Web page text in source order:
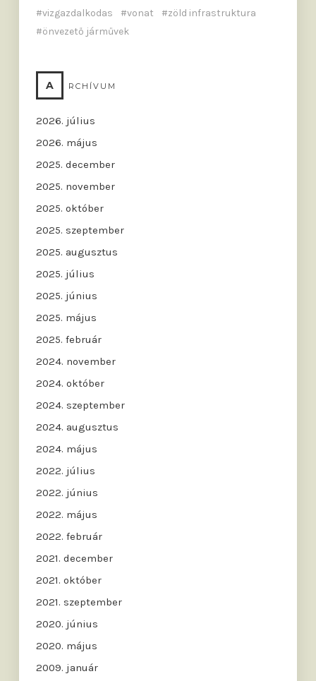
vizgazdalkodas
vonat
zöld infrastruktura
önvezető járművek
A RCHÍVUM
2026. július
2026. május
2025. december
2025. november
2025. október
2025. szeptember
2025. augusztus
2025. július
2025. június
2025. május
2025. február
2024. november
2024. október
2024. szeptember
2024. augusztus
2024. május
2022. július
2022. június
2022. május
2022. február
2021. december
2021. október
2021. szeptember
2020. június
2020. május
2009. január